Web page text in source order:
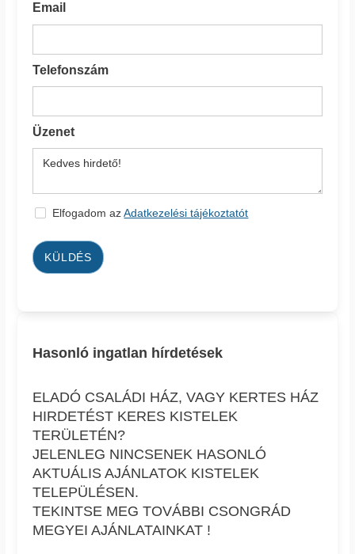
Email
Telefonszám
Üzenet
Elfogadom azAdatkezelési tájékoztatót
KÜLDÉS
Hasonló ingatlan hírdetések
ELADÓ CSALÁDI HÁZ, VAGY KERTES HÁZ
HIRDETÉST KERES KISTELEK
TERÜLETÉN?
JELENLEG NINCSENEK HASONLÓ
AKTUÁLIS AJÁNLATOK KISTELEK
TELEPÜLÉSEN.
TEKINTSE MEG TOVÁBBI CSONGRÁD
MEGYEI AJÁNLATAINKAT !